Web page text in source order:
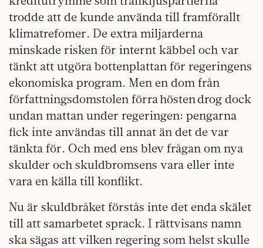
trodde att de kunde använda till framförallt
klimatrefomer. De extra miljarderna
minskade risken för internt käbbel och var
tänkt att utgöra bottenplattan för regeringens
ekonomiska program. Men en dom från
författningsdomstolen förra hösten drog dock
undan mattan under regeringen: pengarna
fick inte användas till annat än det de var
tänkta för. Och med ens blev frågan om nya
skulder och skuldbromsens vara eller inte
vara en källa till konflikt.
Nu är skuldbråket förstås inte det enda skälet
till att samarbetet sprack. I rättvisans namn
ska sägas att vilken regering som helst skulle